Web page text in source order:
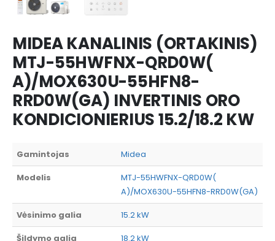
MIDEA KANALINIS (ORTAKINIS)
MTJ-55HWFNX-QRD0W(
A)/MOX630U-55HFN8-
RRD0W(GA) INVERTINIS ORO
KONDICIONIERIUS 15.2/18.2 KW
Gamintojas
Midea
Modelis
MTJ-55HWFNX-QRD0W(
A)/MOX630U-55HFN8-RRD0W(GA)
Vėsinimo galia
15.2 kW
Šildymo galia
18.2 kW